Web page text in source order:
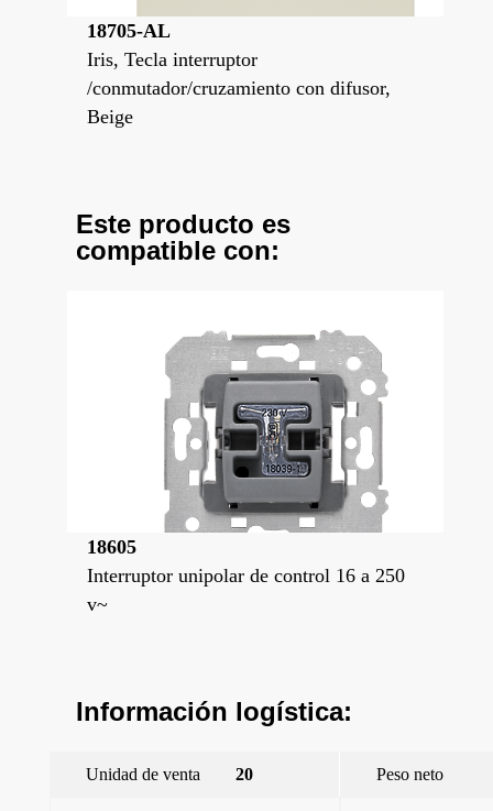
18705-AL
Iris, Tecla interruptor
/conmutador/cruzamiento con difusor,
Beige
Este producto es
compatible con:
18605
Interruptor unipolar de control 16 a 250
v~
Información logística:
Unidad de venta 20 Peso neto